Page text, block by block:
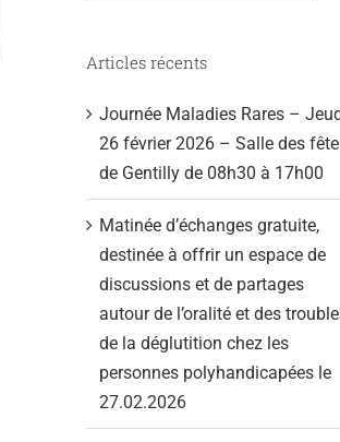
Articles récents
Journée Maladies Rares –
26 février 2026 – Salle des
de Gentilly de 08h30 à 17h00
Matinée d’échanges gratuite,
destinée à offrir un espace de
discussions et de partages
autour de l’oralité et des
de la déglutition chez les
personnes polyhandicapées le
27.02.2026